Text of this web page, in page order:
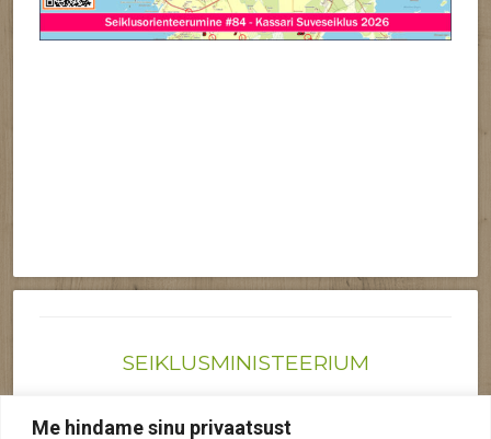
Me hindame sinu privaatsust
SEIKLUSMINISTEERIUM